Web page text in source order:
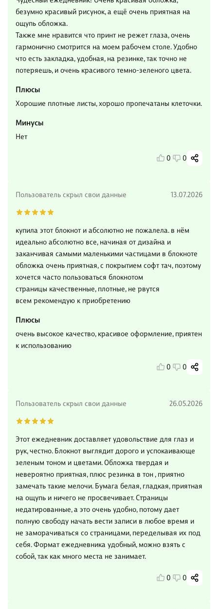
безумно красивый рисунок, а ещё очень приятная на
ощупь обложка.
Также мне нравится что принт не режет глаза, очень
гармонично смотрится на моем рабочем столе. Удобно
что есть закладка, удобная, на резинке, так точно не
потеряешь, и очень красивого темно-зеленого цвета.
Плюсы
Хорошие плотные листы, хорошо пропечатаны клеточки.
Минусы
Нет
0 0
Пользователь скрыл свои данные 13.07.2026
купила этот блокнот и абсолютно не пожалела. в нём
идеально абсолютно все, начиная от дизайна и
заканчивая самыми маленькими частицами в блокноте
обложка очень приятная, с покрытием софт тач, поэтому
хочется часто пользоваться блокнотом
страницы качественные, плотные, не рвутся
всем рекомендую к приобретению
Плюсы
очень высокое качество, красивое оформление, приятен
к использованию
0 0
Пользователь скрыл свои данные 26.05.2026
Этот ежедневник доставляет удовольствие для глаз и
рук, честно. Блокнот выглядит дорого и успокаивающе
зеленым тоном и цветами. Обложка твердая и
невероятно приятная, плюс резинка в тон , приятно
замечать такие мелочи. Бумага белая, гладкая, приятная
на ощупь и ничего не просвечивает. Страницы
недатированные, а это очень удобно, потому дает
полную свободу начать вести записи в любое время и
не заморачиваться со страницами, переделывая их под
себя. Формат ежедневника удобный, можно взять с
собой, так как много места не занимает.
0 0